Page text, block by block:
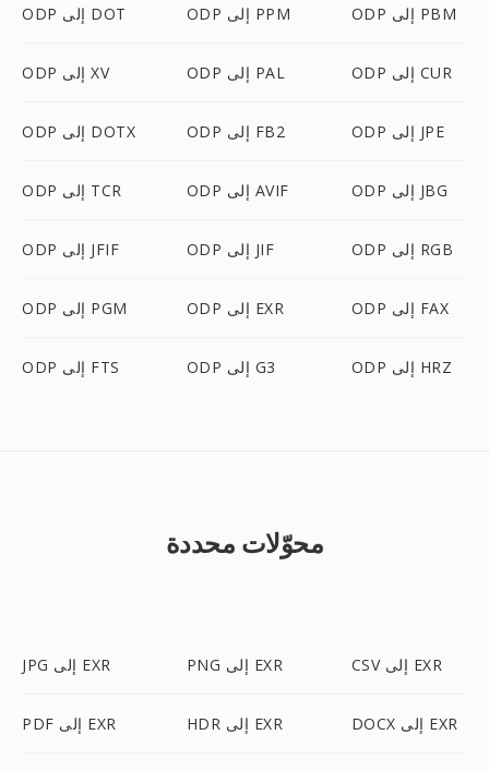
ODP إلى DOT ODP إلى PPM ODP إلى PBM
ODP إلى XV ODP إلى PAL ODP إلى CUR
ODP إلى DOTX ODP إلى FB2 ODP إلى JPE
ODP إلى TCR ODP إلى AVIF ODP إلى JBG
ODP إلى JFIF ODP إلى JIF ODP إلى RGB
ODP إلى PGM ODP إلى EXR ODP إلى FAX
ODP إلى FTS ODP إلى G3 ODP إلى HRZ
محوّلات محددة
JPG إلى EXR PNG إلى EXR CSV إلى EXR
PDF إلى EXR HDR إلى EXR DOCX إلى EXR